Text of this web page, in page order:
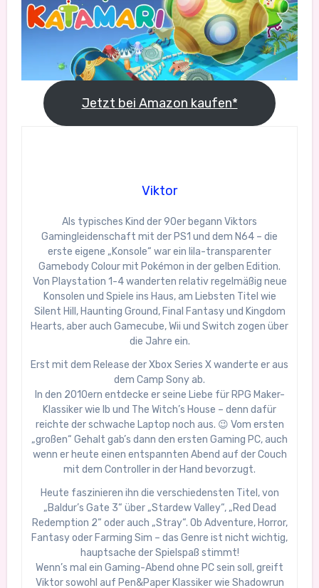
Jetzt bei Amazon kaufen*
Viktor
Als typisches Kind der 90er begann Viktors
Gamingleidenschaft mit der PS1 und dem N64 – die
erste eigene „Konsole“ war ein lila-transparenter
Gamebody Colour mit Pokémon in der gelben Edition.
Von Playstation 1-4 wanderten relativ regelmäßig neue
Konsolen und Spiele ins Haus, am Liebsten Titel wie
Silent Hill, Haunting Ground, Final Fantasy und Kingdom
Hearts, aber auch Gamecube, Wii und Switch zogen über
die Jahre ein.
Erst mit dem Release der Xbox Series X wanderte er aus
dem Camp Sony ab.
In den 2010ern entdecke er seine Liebe für RPG Maker-
Klassiker wie Ib und The Witch’s House – denn dafür
reichte der schwache Laptop noch aus. 😉 Vom ersten
„großen“ Gehalt gab’s dann den ersten Gaming PC, auch
wenn er heute einen entspannten Abend auf der Couch
mit dem Controller in der Hand bevorzugt.
Heute faszinieren ihn die verschiedensten Titel, von
„Baldur’s Gate 3“ über „Stardew Valley“, „Red Dead
Redemption 2“ oder auch „Stray“. Ob Adventure, Horror,
Fantasy oder Farming Sim – das Genre ist nicht wichtig,
hauptsache der Spielspaß stimmt!
Wenn’s mal ein Gaming-Abend ohne PC sein soll, greift
Viktor sowohl auf Pen&Paper Klassiker wie Shadowrun